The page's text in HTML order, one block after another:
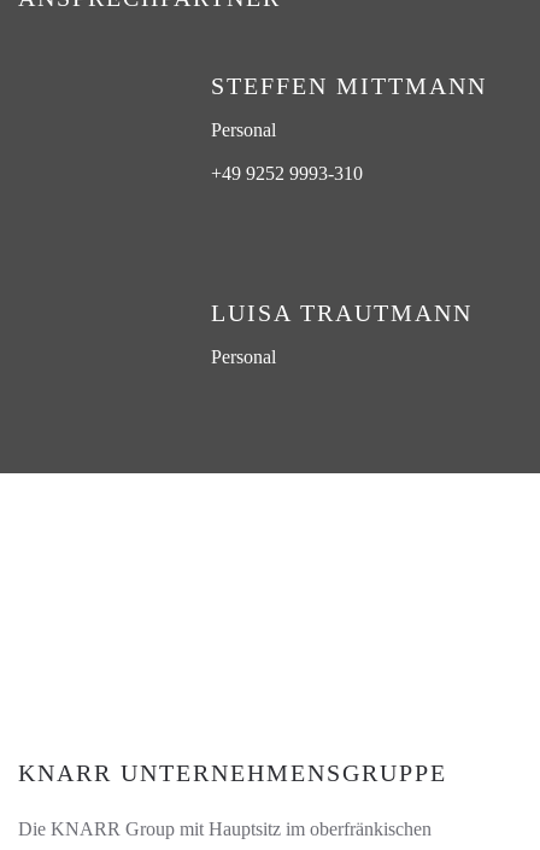
STEFFEN MITTMANN
Personal
+49 9252 9993-310
LUISA TRAUTMANN
Personal
KNARR UNTERNEHMENSGRUPPE
Die KNARR Group mit Hauptsitz im oberfränkischen